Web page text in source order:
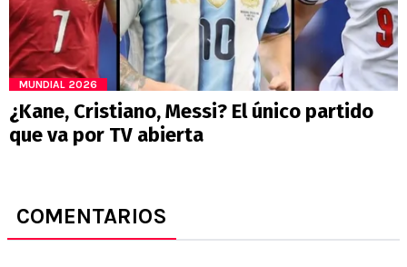
MUNDIAL 2026
¿Kane, Cristiano, Messi? El único partido
que va por TV abierta
COMENTARIOS